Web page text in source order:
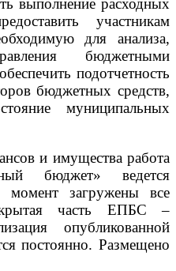
выполнение расходных
участникам
для анализа,
бюджетными
подотчетность
бюджетных средств,
муниципальных
и имущества работа
бюджет» ведется
момент загружены все
часть ЕПБС –
опубликованной
постоянно. Размещено